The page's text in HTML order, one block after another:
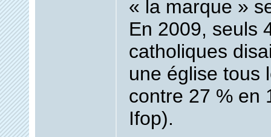
« la marque »
En 2009, seuls
catholiques
une église tous
contre 27 % en
Ifop).